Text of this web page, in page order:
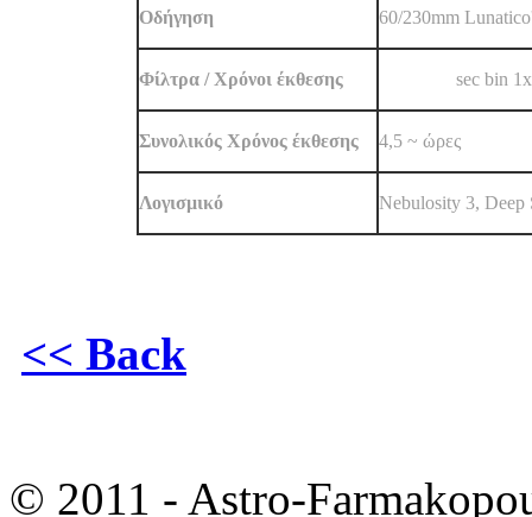
Oδήγηση 60/230mm
Φίλτρα / Χρόνοι έκθεσης sec bin 1x
Συνολικός Χρόνος έκθεσης 4,5 ~ ώρες
Λογισμικό Nebulosity 3, Deep
<< Back
© 2011 - Astro-